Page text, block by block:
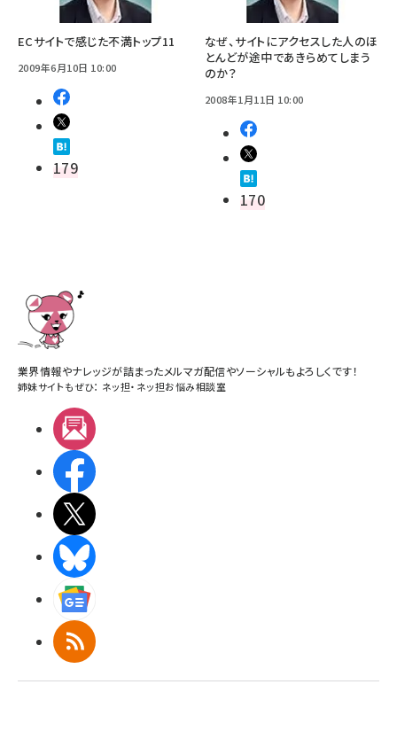
ECサイトで感じた不満トップ11
2009年6月10日 10:00
179
なぜ、サイトにアクセスした人のほ
とんどが途中であきらめてしまう
のか？
2008年1月11日 10:00
170
業界情報やナレッジが詰まったメルマガ配信やソーシャルもよろしくです！
姉妹サイトもぜひ： ネッ担・ ネッ担お悩み相談室
RSS